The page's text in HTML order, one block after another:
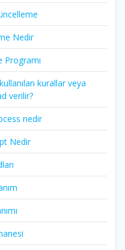
Nedir
Programı
kurallar veya
verilir?
nedir
Nedir